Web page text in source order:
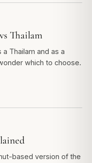
Thailam
Thailam and as a
which to choose.
based version of the